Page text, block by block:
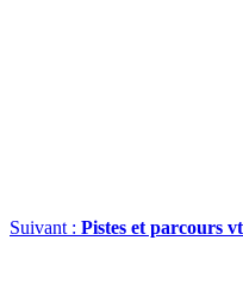
Suivant : Pistes et parcours